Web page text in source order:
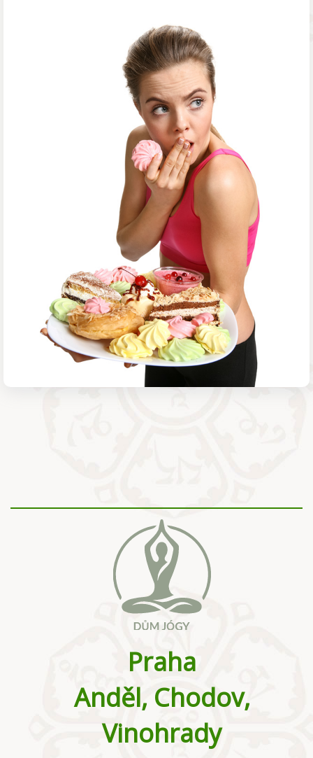
Praha
Anděl, Chodov,
Vinohrady